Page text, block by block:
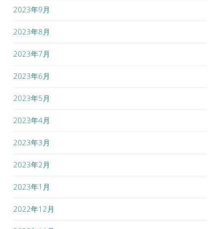
2023年9月
2023年8月
2023年7月
2023年6月
2023年5月
2023年4月
2023年3月
2023年2月
2023年1月
2022年12月